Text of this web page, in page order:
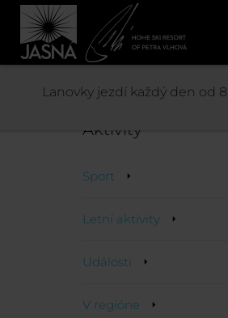
Aktivity
Sport
Letní aktivity
Události
V regióne
Lanovky jezdí každý den od